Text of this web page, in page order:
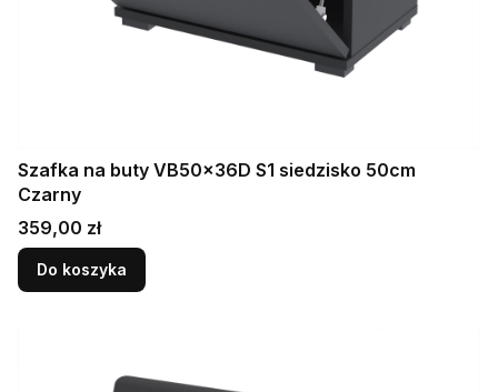
Szafka na buty VB50x36D S1 siedzisko 50cm
Czarny
Cena
359,00 zł
Do koszyka